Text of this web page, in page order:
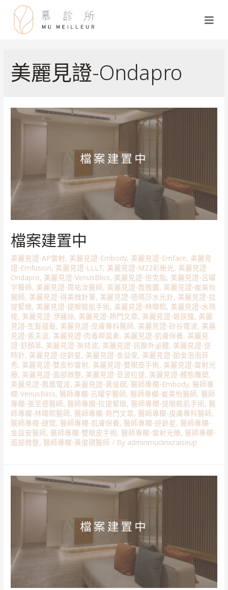
美麗見證-Ondapro
檔案建置中
美麗見證-AP雷射, 美麗見證-Embody, 美麗見證-Emface, 美麗見
證-Emfusion, 美麗見證-LLLT, 美麗見證-M22彩衝光, 美麗見證-
Ondapro, 美麗見證-VenusBliss, 美麗見證-倍克脂, 美麗見證-呂曜
宇醫師, 美麗見證-周祐汝醫師, 美麗見證-喬雅露, 美麗見證-崔美怡
醫師, 美麗見證-得美微針筆, 美麗見證-德瑪莎水光針, 美麗見證-拉
提緊緻, 美麗見證-提眼瞼肌手術, 美麗見證-林暐熙, 美麗見證-水飛
梭, 美麗見證-洢蓮絲, 美麗見證-熱門文章, 美麗見證-玻尿酸, 美麗
見證-生髮蘊髮, 美麗見證-皮膚專科醫師, 美麗見證-矽谷電波, 美麗
見證-索夫波, 美麗見證-肉毒桿菌素, 美麗見證-肌膚保養, 美麗見
證-舒顏萃, 美麗見證-英特波, 美麗見證-訊聯外泌體, 美麗見證-逆
時針, 美麗見證-逆齡星, 美麗見證-金益安, 美麗見證-鉑金泡泡菲
秀, 美麗見證-雙皮秒雷射, 美麗見證-雙眼皮手術, 美麗見證-雷射光
療, 美麗見證-面部微整, 美麗見證-音波拉提, 美麗見證-體態雕塑,
美麗見證-鳳凰電波, 美麗見證-黃俊硯, 醫師專欄-Embody, 醫師專
欄-VenusBliss, 醫師專欄-呂曜宇醫師, 醫師專欄-崔美怡醫師, 醫師
專欄-張至德醫師, 醫師專欄-拉提緊緻, 醫師專欄-提眼瞼肌手術, 醫
師專欄-林暐熙醫師, 醫師專欄-熱門文章, 醫師專欄-皮膚專科醫師,
醫師專欄-總覽, 醫師專欄-肌膚保養, 醫師專欄-逆齡星, 醫師專欄-
金益安醫師, 醫師專欄-雙眼皮手術, 醫師專欄-雷射光療, 醫師專欄-
面部微整, 醫師專欄-黃俊硯醫師 / By adminmuclinicraiseup